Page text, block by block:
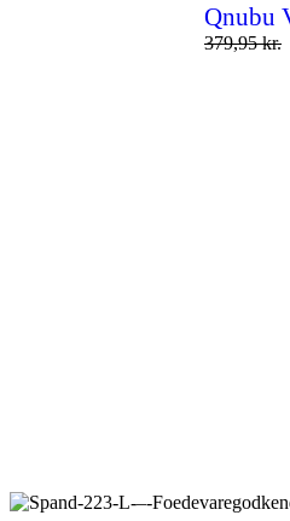
Qnubu
379,95kr.